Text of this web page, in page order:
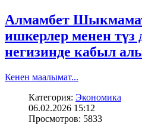
Алмамбет
ишкерлер менен түз
негизинде кабыл
Кенен маалымат...
Категория: Экономика
06.02.2026 15:12
Просмотров: 5833